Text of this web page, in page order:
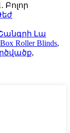
Բոլոր
Լա
Box Roller Blinds,
,